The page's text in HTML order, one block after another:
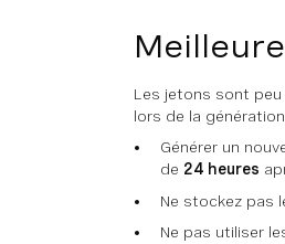
Les jetons sont peu
lors de la
Générer un
de 24 heures
Ne stockez pas
Ne pas utiliser